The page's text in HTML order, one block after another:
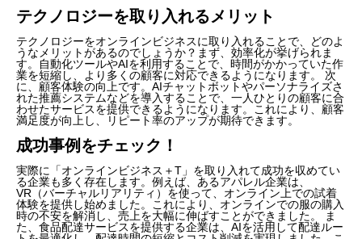
テクノロジーを取り入れるメリット
テクノロジーをオンラインビジネスに取り入れることで、どのよ
うなメリットがあるのでしょうか？まず、効率化が挙げられま
す。自動化ツールやAIを利用することで、時間がかかっていた作
業を短縮し、より多くの顧客に対応できるようになります。 次
に、顧客体験の向上です。AIチャットボットやパーソナライズさ
れた推薦システムなどを導入することで、一人ひとりの顧客に合
わせたサービスを提供できるようになります。これにより、顧客
満足度が向上し、リピート率のアップが期待できます。
成功事例をチェック！
実際に「オンラインビジネス＋T」を取り入れて成功を収めてい
る企業も多く存在します。例えば、あるアパレル企業は、
VR（バーチャルリアリティ）を使って、オンライン上での試着
体験を提供し始めました。これにより、オンラインでの服の購入
時の不安を解消し、売上を大幅に伸ばすことができました。 ま
た、食品配達サービスを提供する企業は、AIを活用して配達ルー